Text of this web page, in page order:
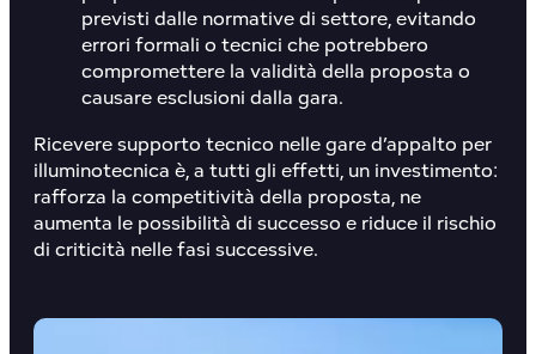
previsti dalle normative di settore, evitando
errori formali o tecnici che potrebbero
compromettere la validità della proposta o
causare esclusioni dalla gara.
Ricevere supporto tecnico nelle gare d’appalto per
illuminotecnica è, a tutti gli effetti, un investimento:
rafforza la competitività della proposta, ne
aumenta le possibilità di successo e riduce il rischio
di criticità nelle fasi successive.